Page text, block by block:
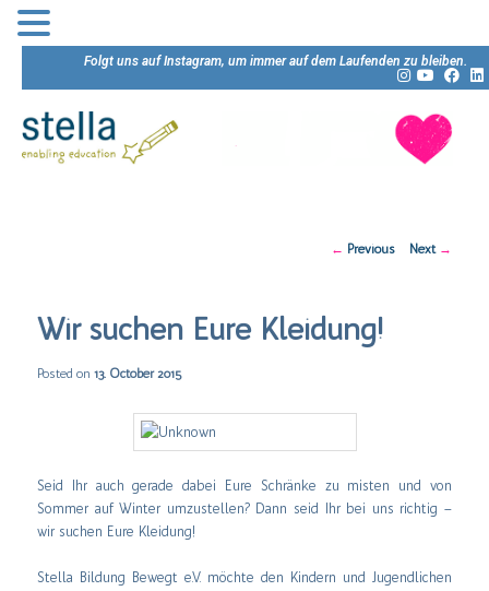
Folgt uns auf Instagram, um immer auf dem Laufenden zu bleiben.
Post
← Previous Next →
Wir suchen Eure Kleidung!
Posted on13. October 2015
Seid Ihr auch gerade dabei Eure Schränke zu misten und von
Sommer auf Winter umzustellen? Dann seid Ihr bei uns richtig –
wir suchen Eure Kleidung!
Stella Bildung Bewegt e.V. möchte den Kindern und Jugendlichen